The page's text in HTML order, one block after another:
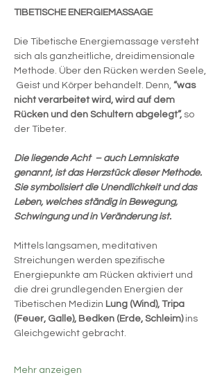
TIBETISCHE ENERGIEMASSAGE
Die Tibetische Energiemassage versteht
sich als ganzheitliche, dreidimensionale
Methode. Über den Rücken werden Seele,
Geist und Körper behandelt. Denn, “was
nicht verarbeitet wird, wird auf dem
Rücken und den Schultern abgelegt”, so
der Tibeter.
Die liegende Acht  – auch Lemniskate
genannt, ist das Herzstück dieser Methode.
Sie symbolisiert die Unendlichkeit und das
Leben, welches ständig in Bewegung,
Schwingung und in Veränderung ist.
Mittels langsamen, meditativen
Streichungen werden spezifische
Energiepunkte am Rücken aktiviert und
die drei grundlegenden Energien der
Tibetischen Medizin Lung (Wind), Tripa
(Feuer, Galle), Bedken (Erde, Schleim) ins
Gleichgewicht gebracht.
Mehr anzeigen